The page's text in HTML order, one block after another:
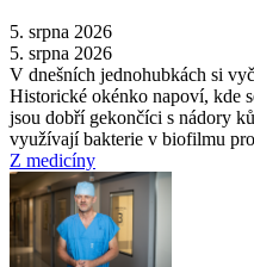
5. srpna 2026
5. srpna 2026
V dnešních jednohubkách si
Historické okénko napoví, kde
jsou dobří gekončíci s nádory
využívají bakterie v biofilmu
Z medicíny